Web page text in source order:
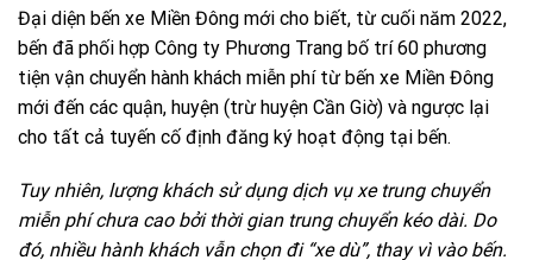
Đại diện bến xe Miền Đông mới cho biết, từ cuối năm 2022,
bến đã phối hợp Công ty Phương Trang bố trí 60 phương
tiện vận chuyển hành khách miễn phí từ bến xe Miền Đông
mới đến các quận, huyện (trừ huyện Cần Giờ) và ngược lại
cho tất cả tuyến cố định đăng ký hoạt động tại bến.
Tuy nhiên, lượng khách sử dụng dịch vụ xe trung chuyển
miễn phí chưa cao bởi thời gian trung chuyển kéo dài. Do
đó, nhiều hành khách vẫn chọn đi “xe dù”, thay vì vào bến.